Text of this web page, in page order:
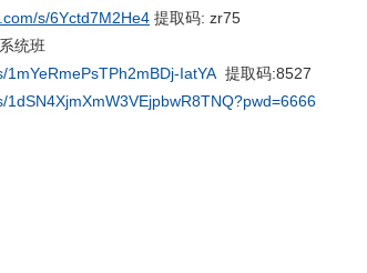
s/6Yctd7M2He4 提取码: zr75
统班
IatYA 提取码:8527
1dSN4XjmXmW3VEjpbwR8TNQ?pwd=6666